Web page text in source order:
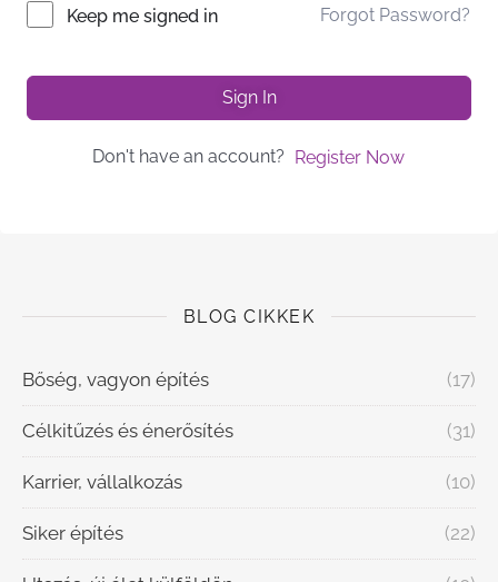
Keep me signed in Forgot Password?
Sign In
Don't have an account? Register Now
BLOG CIKKEK
Bőség, vagyon építés (17)
Célkitűzés és énerősítés (31)
Karrier, vállalkozás (10)
Siker építés (22)